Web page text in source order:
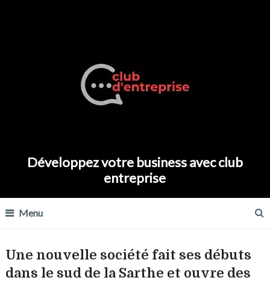
Développez votre business avec club
entreprise
Menu
Une nouvelle société fait ses débuts
dans le sud de la Sarthe et ouvre des